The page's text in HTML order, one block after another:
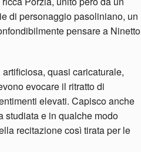
di personaggio pasoliniano, un
pensare a Ninetto
quasi caricaturale,
evocare il ritratto di
elevati. Capisco anche
studiata e in qualche modo
recitazione così tirata per le